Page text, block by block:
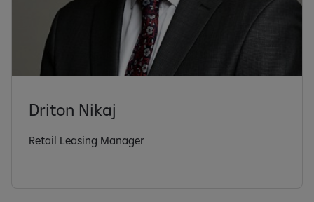
Driton Nikaj
Retail Leasing Manager